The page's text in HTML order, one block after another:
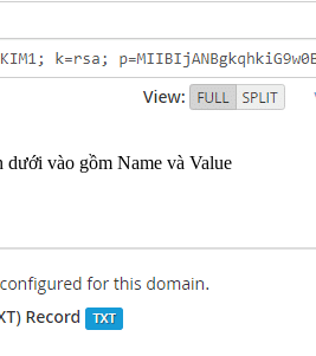
dưới vào gồm Name và Value